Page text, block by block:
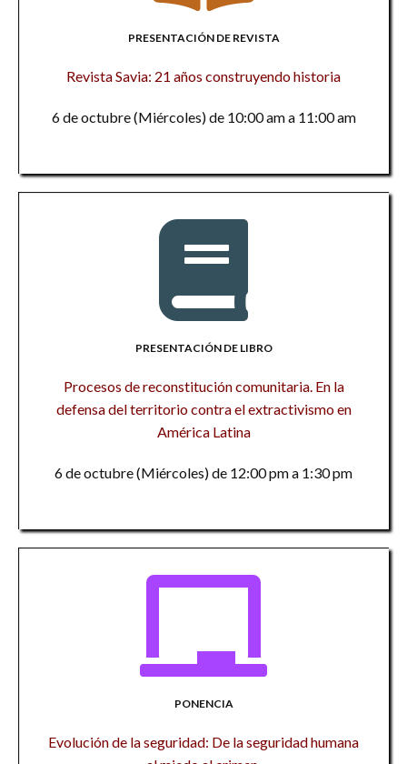
PRESENTACIÓN DE REVISTA
Revista Savia: 21 años construyendo historia
6 de octubre (Miércoles) de 10:00 am a 11:00 am
PRESENTACIÓN DE LIBRO
Procesos de reconstitución comunitaria. En la
defensa del territorio contra el extractivismo en
América Latina
6 de octubre (Miércoles) de 12:00 pm a 1:30 pm
PONENCIA
Evolución de la seguridad: De la seguridad humana